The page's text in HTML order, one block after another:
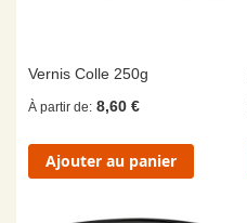
Vernis Colle 250g
À partir de 8,60 €
Ajouter au panier